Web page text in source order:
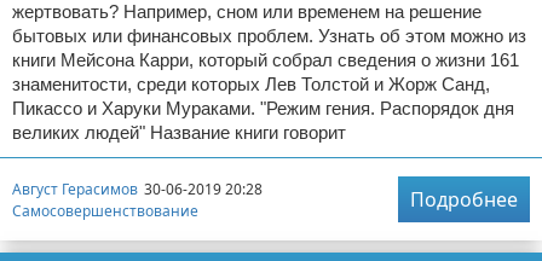
жертвовать? Например, сном или временем на решение
бытовых или финансовых проблем. Узнать об этом можно из
книги Мейсона Карри, который собрал сведения о жизни 161
знаменитости, среди которых Лев Толстой и Жорж Санд,
Пикассо и Харуки Мураками. "Режим гения. Распорядок дня
великих людей" Название книги говорит
Август Герасимов 30-06-2019 20:28
Самосовершенствование
Подробнее